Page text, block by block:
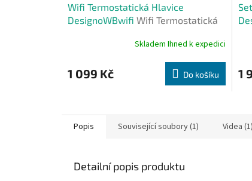
Wifi Termostatická Hlavice
DesignoWBwifi Wifi Termostatická
produktu
je
hvězdiček.
Skladem Ihned k expedici
1 099 Kč Do košíku
je
1
Popis Související soubory (1) Videa (1)
Detailní popis produktu